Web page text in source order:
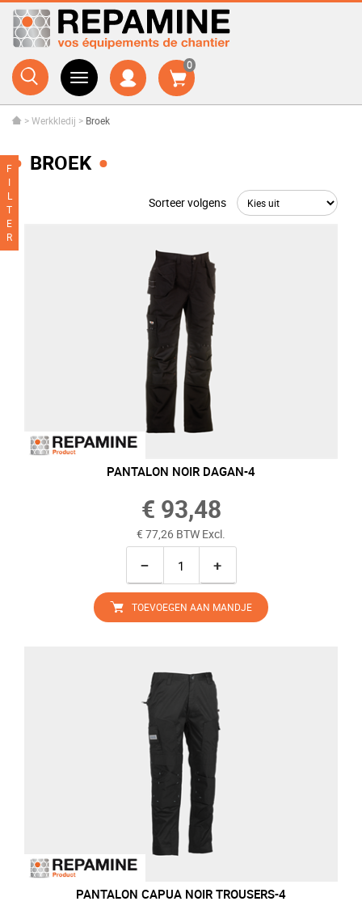
0
F
I
L
T
E
R
>Werkkledij > Broek
BROEK
Sorteer volgens
PANTALON NOIR DAGAN-4
€ 93,48
€ 77,26 BTW Excl.
− +
TOEVOEGEN AAN MANDJE
PANTALON CAPUA NOIR TROUSERS-4